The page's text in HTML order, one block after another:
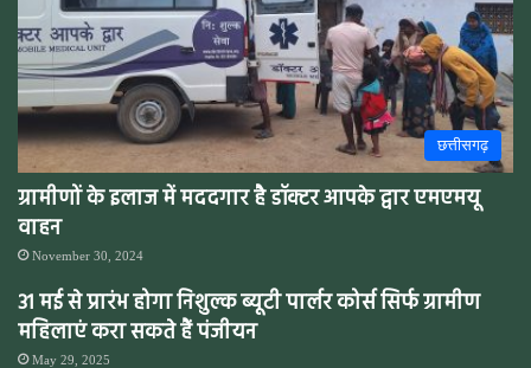
छत्तीसगढ़
ग्रामीणों के इलाज में मददगार है डॉक्टर आपके द्वार एमएमयू
वाहन
November 30, 2024
31 मई से प्रारंभ होगा निशुल्क ब्यूटी पार्लर कोर्स सिर्फ ग्रामीण
महिलाएं करा सकते हैं पंजीयन
May 29, 2025